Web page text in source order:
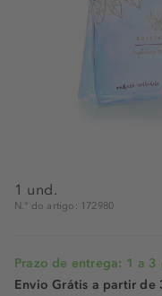
1 und.
N.° do artigo: 172980
Prazo de entrega: 1 a 3
Envio Grátis a partir de